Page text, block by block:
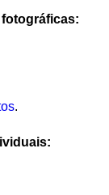
fotográficas:
.
: